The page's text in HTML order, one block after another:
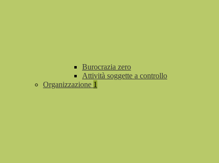
Burocrazia zero
Attività soggette a controllo
Organizzazione 1